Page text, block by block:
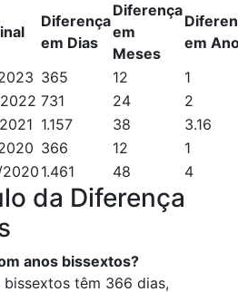
Diferença
em Dias
Diferença
em
Meses
em
365 12
1
731 24
2
1.157 38
3.16
366 12
1
1.461 48 4
da Diferença
anos bissextos?
bissextos têm 366 dias,